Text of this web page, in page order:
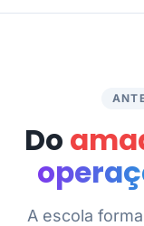
Do
A escola